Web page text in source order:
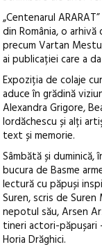
„Centenarul
din România, o
precum Vartan
ai publicației care a
Expoziția de colaje
aduce în grădină
Alexandra Grigore,
Iordăchescu și alți
text și memorie.
Sâmbătă și duminică,
bucura de Basme
lectură cu păpuși
Suren, scris de
nepotul său, Arsen
tineri actori-păpușari
Horia Drăghici.